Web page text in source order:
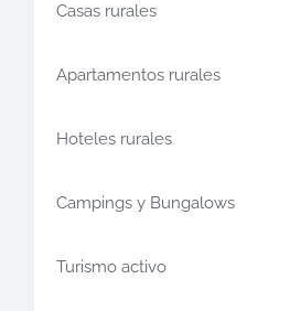
Casas rurales
Apartamentos rurales
Hoteles rurales
Campings y Bungalows
Turismo activo